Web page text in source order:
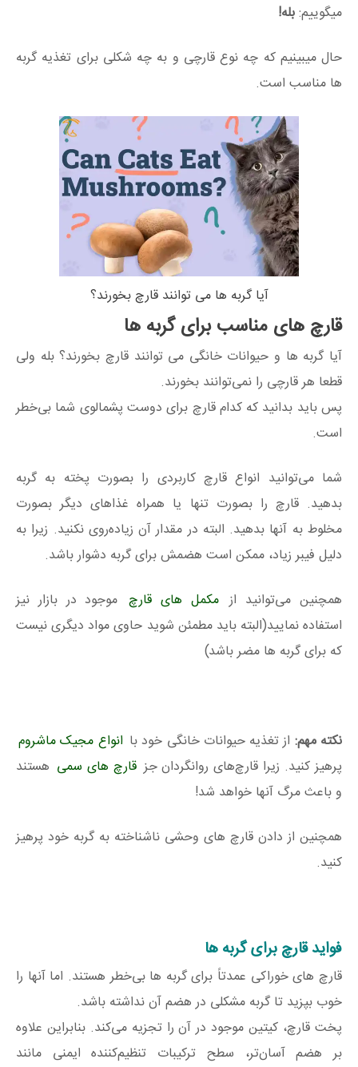
میگوییم:بله!
حال میبینیم که چه نوع قارچی و به چه شکلی برای تغذیه گربه
ها مناسب است.
آیا گربه ها می توانند قارچ بخورند؟
قارچ های مناسب برای گربه ها
آیا گربه ها و حیوانات خانگی می توانند قارچ بخورند؟ بله ولی
قطعا هر قارچی را نمی‌توانند بخورند.
پس باید بدانید که کدام قارچ برای دوست پشمالوی شما بی‌خطر
است.
شما می‌توانید انواع قارچ کاربردی را بصورت پخته به گربه
بدهید. قارچ را بصورت تنها یا همراه غذاهای دیگر بصورت
مخلوط به آنها بدهید. البته در مقدار آن زیاده‌روی نکنید. زیرا به
دلیل فیبر زیاد، ممکن است هضمش برای گربه دشوار باشد.
همچنین می‌توانید از مکمل های قارچ موجود در بازار نیز
استفاده نمایید(البته باید مطمئن شوید حاوی مواد دیگری نیست
که برای گربه ها مضر باشد)
نکته مهم: از تغذیه حیوانات خانگی خود با انواع مجیک ماشروم
پرهیز کنید. زیرا قارچ‌های روانگردان جز قارچ های سمی هستند
و باعث مرگ آنها خواهد شد!
همچنین از دادن قارچ های وحشی ناشناخته به گربه خود پرهیز
کنید.
فواید قارچ برای گربه ها
قارچ های خوراکی عمدتاً برای گربه ها بی‌خطر هستند. اما آنها را
خوب بپزید تا گربه مشکلی در هضم آن نداشته باشد.
پخت قارچ، کیتین موجود در آن را تجزیه می‌کند. بنابراین علاوه
بر هضم آسان‌تر، سطح ترکیبات تنظیم‌کننده ایمنی مانند